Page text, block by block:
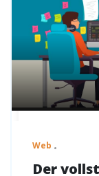
Web
Der